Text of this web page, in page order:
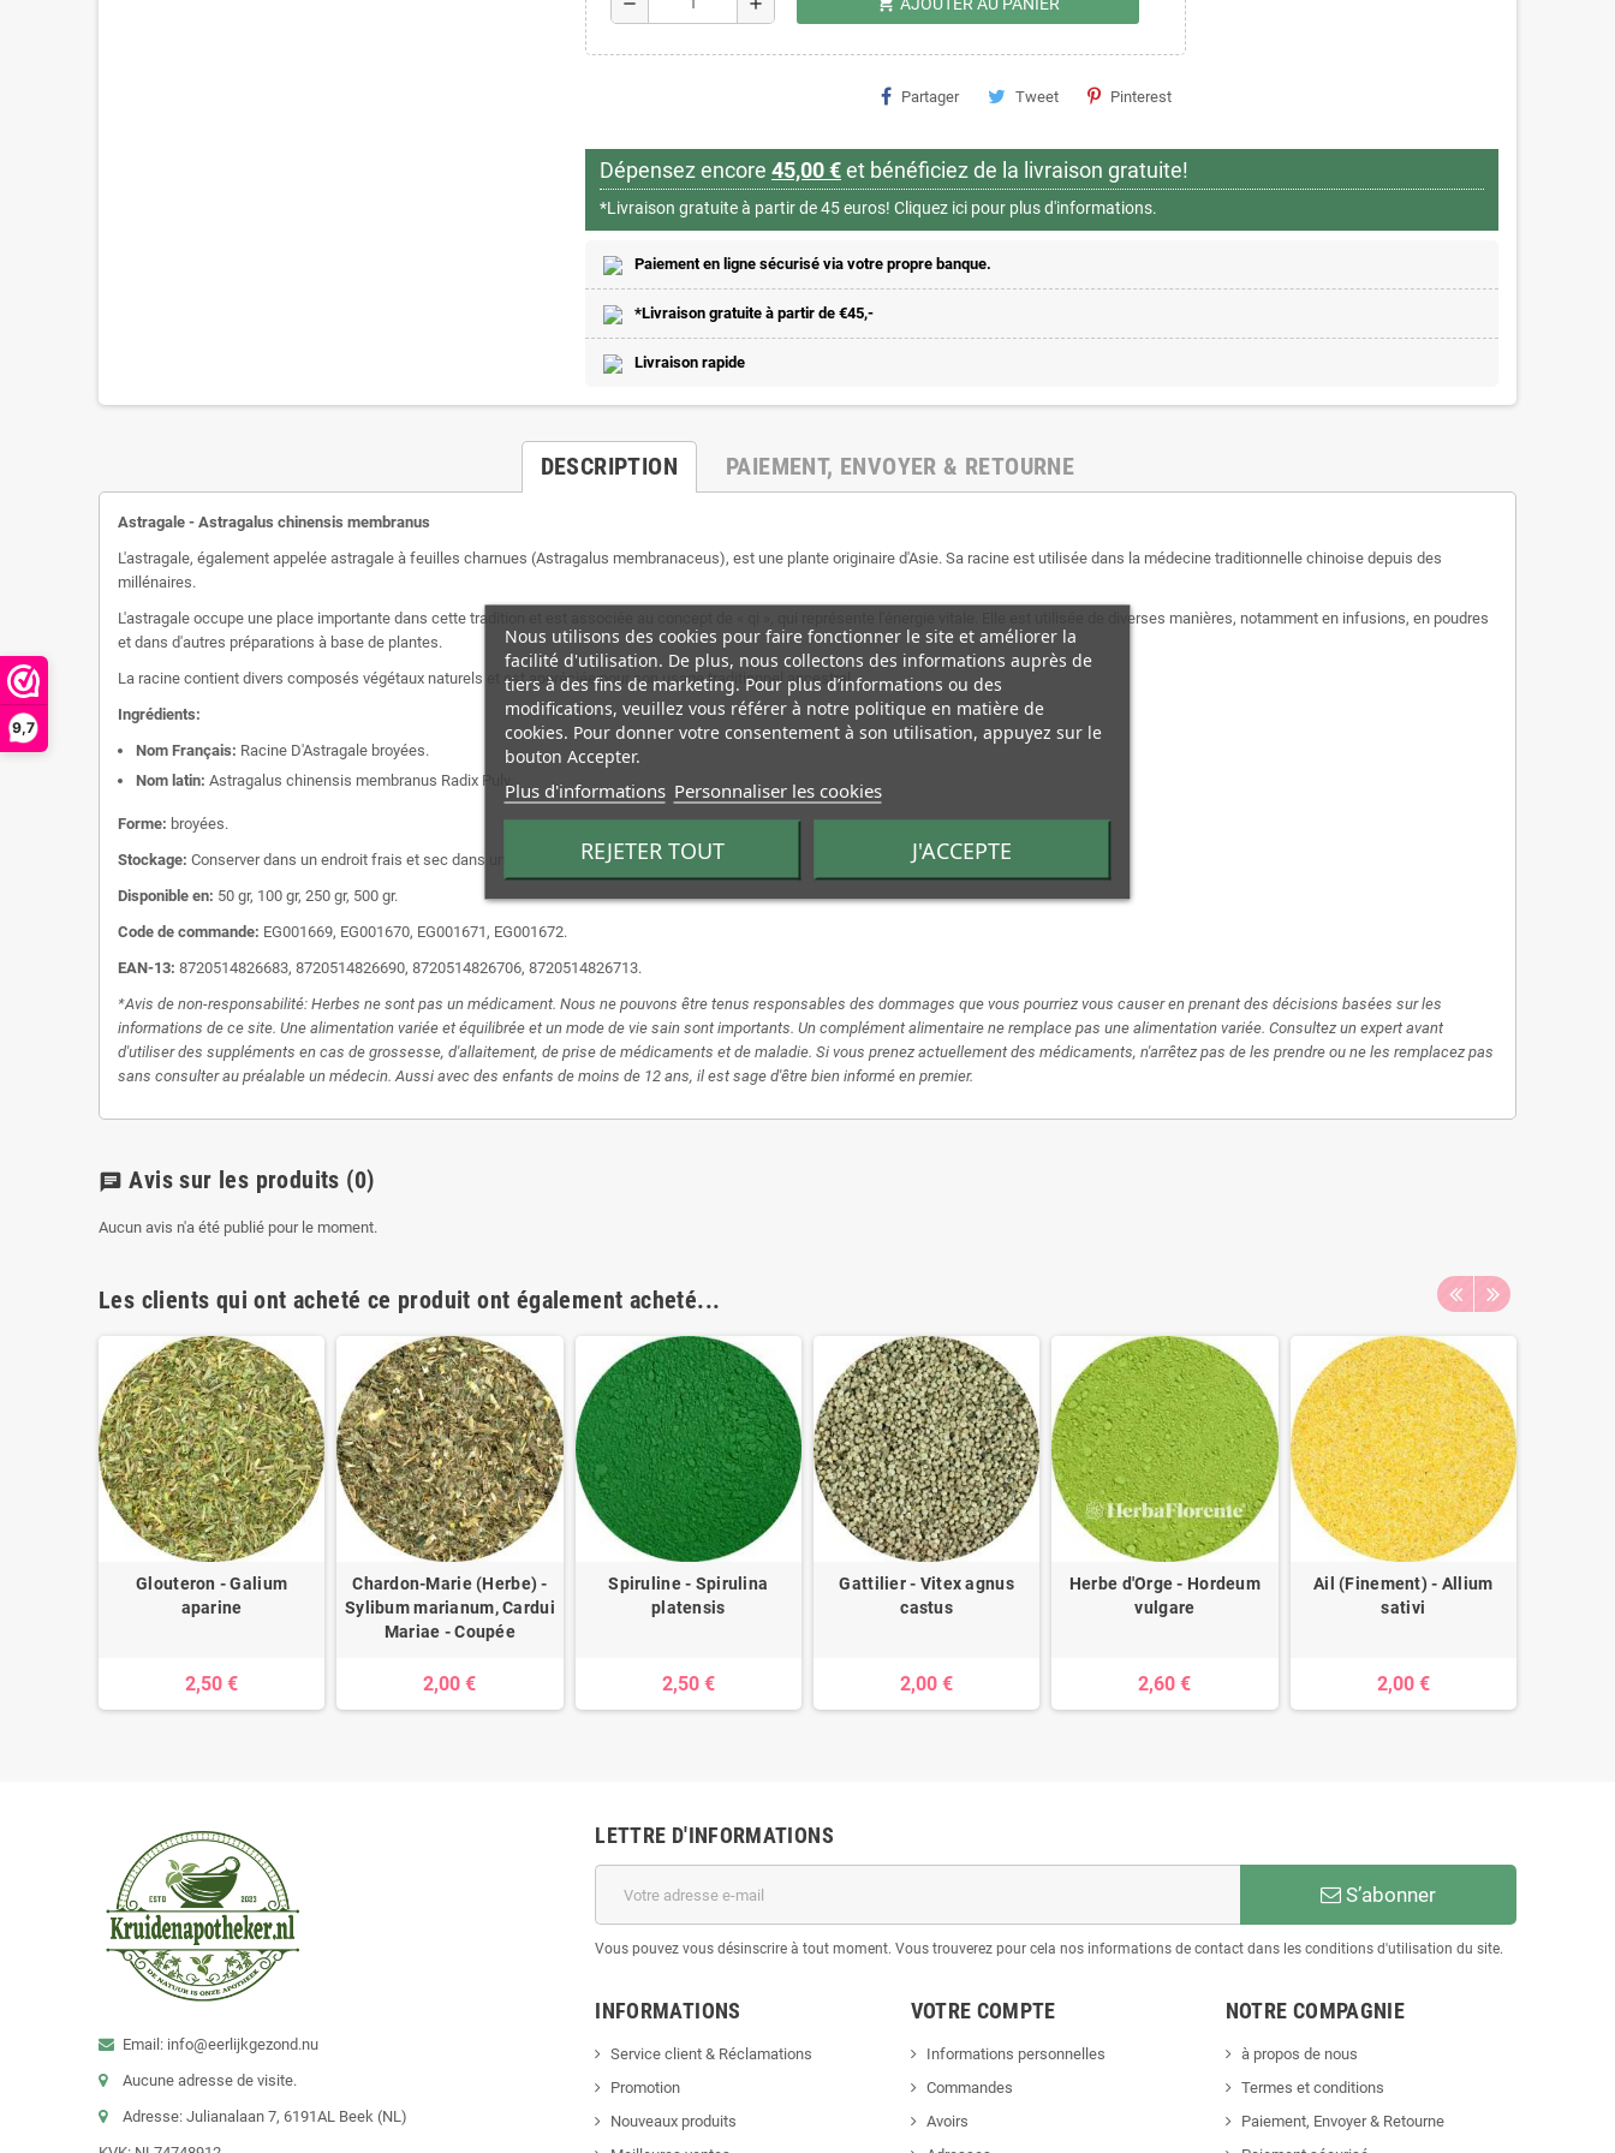
9,7
Partager Tweet Pinterest
Dépensez encore 45,00 €et bénéficiez de la livraison gratuite!
*Livraison gratuite à partir de 45 euros! Cliquez ici pour plus d'informations.
Paiement en ligne sécurisé via votre propre banque.
*Livraison gratuite à partir de €45,-
Livraison rapide
DESCRIPTION PAIEMENT, ENVOYER & RETOURNE
Astragale - Astragalus chinensis membranus
L'astragale, également appelée astragale à feuilles charnues (Astragalus membranaceus), est une plante originaire d'Asie. Sa racine est utilisée dans la médecine traditionnelle chinoise depuis des
millénaires.
L'astragale occupe une place importante dans cette tradition et est associée au concept de « qi », qui représente l'énergie vitale. Elle est utilisée de diverses manières, notamment en infusions, en poudres
et dans d'autres préparations à base de plantes.
La racine contient divers composés végétaux naturels et est appréciée pour son usage traditionnel ancestral.
Ingrédients:
Nom Français: Racine D'Astragale broyées.
Nom latin: Astragalus chinensis membranus Radix Pulv.
Forme: broyées.
Stockage: Conserver dans un endroit frais et sec dans un endroit sombre.
Disponible en: 50 gr, 100 gr, 250 gr, 500 gr.
Code de commande: EG001669, EG001670, EG001671, EG001672.
EAN-13: 8720514826683, 8720514826690, 8720514826706, 8720514826713.
*Avis de non-responsabilité: Herbes ne sont pas un médicament. Nous ne pouvons être tenus responsables des dommages que vous pourriez vous causer en prenant des décisions basées sur les
informations de ce site. Une alimentation variée et équilibrée et un mode de vie sain sont importants. Un complément alimentaire ne remplace pas une alimentation variée. Consultez un expert avant
d'utiliser des suppléments en cas de grossesse, d'allaitement, de prise de médicaments et de maladie. Si vous prenez actuellement des médicaments, n'arrêtez pas de les prendre ou ne les remplacez pas
sans consulter au préalable un médecin. Aussi avec des enfants de moins de 12 ans, il est sage d'être bien informé en premier.
chat Avis sur les produits (0)
Aucun avis n'a été publié pour le moment.
Les clients qui ont acheté ce produit ont également acheté...
Glouteron - Galium
aparine
2,50 €
Chardon-Marie (Herbe) -
Sylibum marianum, Cardui
Mariae - Coupée
2,00 €
Spiruline - Spirulina
platensis
2,50 €
Gattilier - Vitex agnus
castus
2,00 €
Herbe d'Orge - Hordeum
vulgare
2,60 €
Ail (Finement) - Allium
sativi
2,00 €
Email: info@eerlijkgezond.nu
Aucune adresse de visite.
Adresse: Julianalaan 7, 6191AL Beek (NL)
LETTRE D'INFORMATIONS
S’abonner
Vous pouvez vous désinscrire à tout moment. Vous trouverez pour cela nos informations de contact dans les conditions d'utilisation du site.
INFORMATIONS
Service client & Réclamations
Promotion
Nouveaux produits
VOTRE COMPTE
Informations personnelles
Commandes
Avoirs
NOTRE COMPAGNIE
à propos de nous
Termes et conditions
Paiement, Envoyer & Retourne
Nous utilisons des cookies pour faire fonctionner le site et améliorer la
facilité d'utilisation. De plus, nous collectons des informations auprès de
tiers à des fins de marketing. Pour plus d’informations ou des
modifications, veuillez vous référer à notre politique en matière de
cookies. Pour donner votre consentement à son utilisation, appuyez sur le
bouton Accepter.
Plus d'informations Personnaliser les cookies
REJETER TOUT J'ACCEPTE